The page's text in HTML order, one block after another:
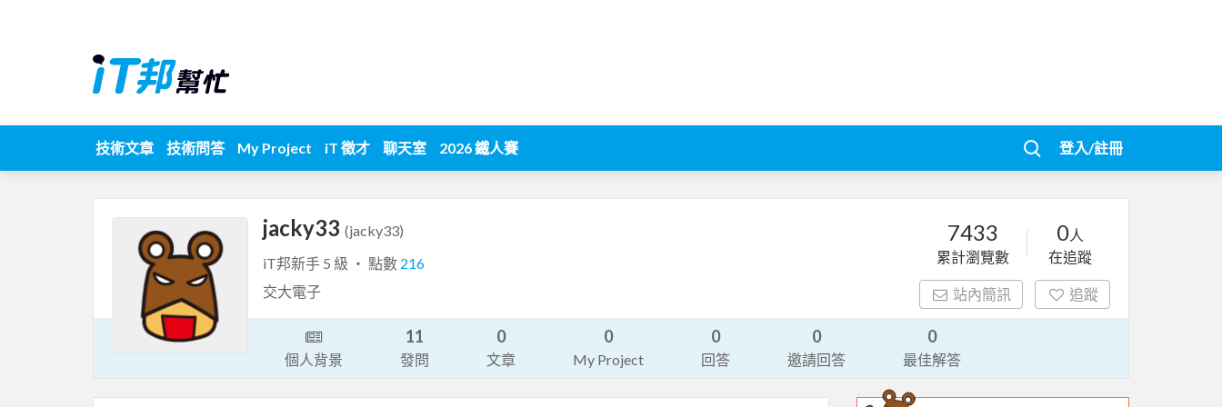
技術文章 技術問答 My Project iT 徵才 聊天室 2026 鐵人賽 登入/註冊
jacky33 (jacky33)
iT邦新手 5 級 ‧ 點數 216
交大電子
7433
累計瀏覽數
0人
在追蹤
站內簡訊 追蹤
個人背景
11
發問
0
文章
0
My Project
0
回答
0
邀請回答
0
最佳解答